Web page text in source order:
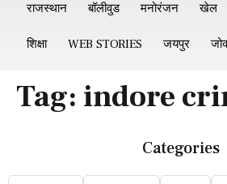
राजस्थान बॉलीवुड मनोरंजन खेल
शिक्षा WEB STORIES जयपुर
Tag: indore
Categories